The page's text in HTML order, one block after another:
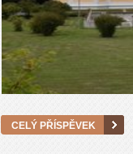
CELÝ PŘÍSPĚVEK